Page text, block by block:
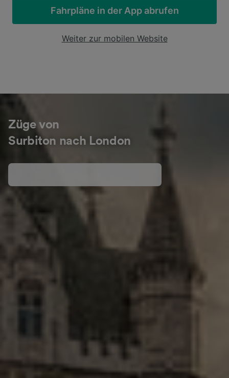
Fahrpläne in der App abrufen
Weiter zur mobilen Website
Züge von
Surbiton nach London